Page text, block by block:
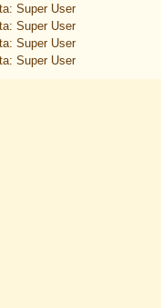
Super User
Super User
Super User
Super User